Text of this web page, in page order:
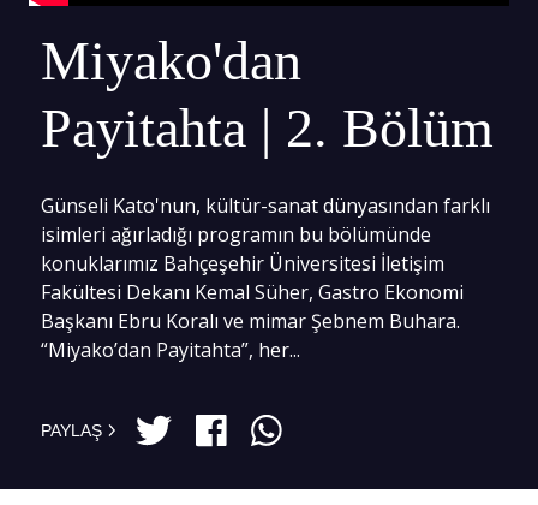
Miyako'dan
Payitahta | 2. Bölüm
Günseli Kato'nun, kültür-sanat dünyasından farklı
isimleri ağırladığı programın bu bölümünde
konuklarımız Bahçeşehir Üniversitesi İletişim
Fakültesi Dekanı Kemal Süher, Gastro Ekonomi
Başkanı Ebru Koralı ve mimar Şebnem Buhara.
“Miyako’dan Payitahta”, her...
PAYLAŞ